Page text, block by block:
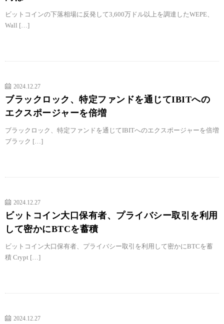
ビットコインの下落相場に反発して3,600万ドル以上を調達したWEPE、
Wall […]
2024.12.27
ブラックロック、特定ファンドを通じてIBITへの
エクスポージャーを倍増
ブラックロック、特定ファンドを通じてIBITへのエクスポージャーを倍増
ブラック […]
2024.12.27
ビットコイン大口保有者、プライバシー取引を利用
して密かにBTCを蓄積
ビットコイン大口保有者、プライバシー取引を利用して密かにBTCを蓄
積 Crypt […]
2024.12.27